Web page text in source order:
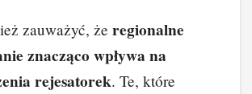
zauważyć, że regionalne
znacząco wpływa na
rejesatorek. Te, które